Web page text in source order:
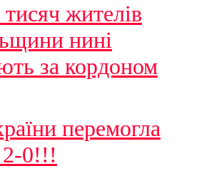
жителів
нині
за кордоном
перемогла
0!!!